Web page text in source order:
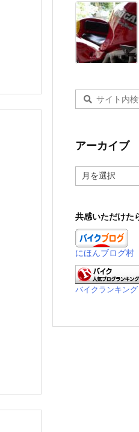
アーカイブ
ー
ブ
共感いただけた
にほんブログ村
バイクランキング